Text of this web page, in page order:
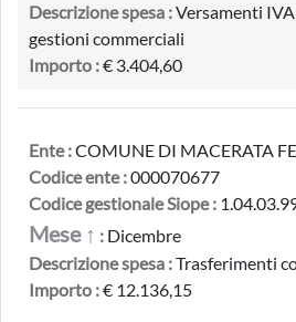
Descrizione spesa :Versamenti
gestioni commerciali
Importo :€ 3.404,60
Ente :COMUNE DI MACERATA
Codice ente :000070677
Codice gestionale Siope :
Mese ↑ : Dicembre
Descrizione spesa :Trasferimenti
Importo :€ 12.136,15